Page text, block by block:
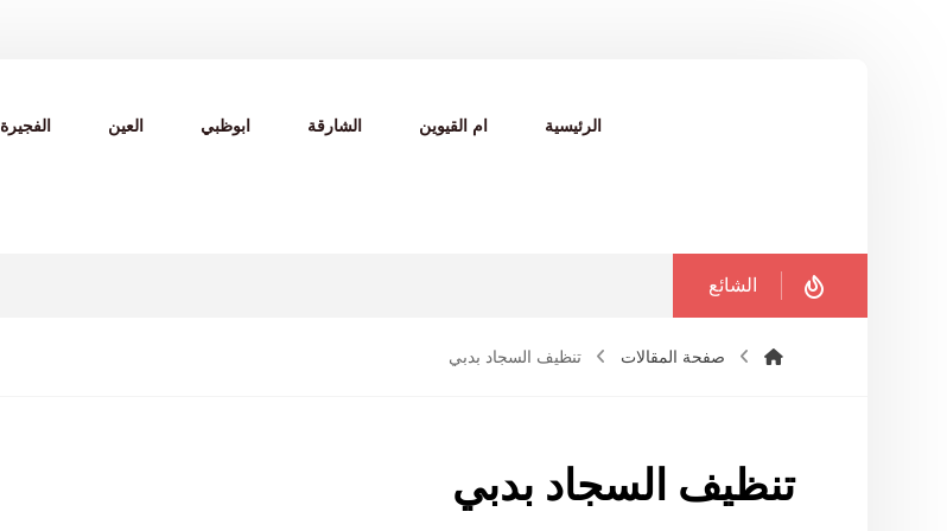
الرئيسية ام القيوين الشارقة ابوظبي العين الفجيرة
الشائع
صفحة المقالات تنظيف السجاد بدبي
تنظيف السجاد بدبي